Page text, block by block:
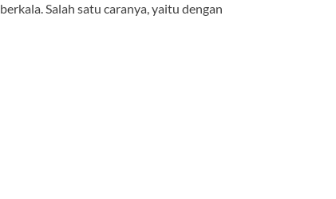
Salah satu caranya, yaitu dengan